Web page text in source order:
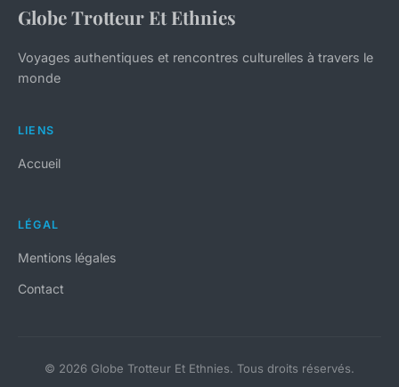
Globe Trotteur Et Ethnies
Voyages authentiques et rencontres culturelles à travers le
monde
LIENS
Accueil
LÉGAL
Mentions légales
Contact
© 2026 Globe Trotteur Et Ethnies. Tous droits réservés.